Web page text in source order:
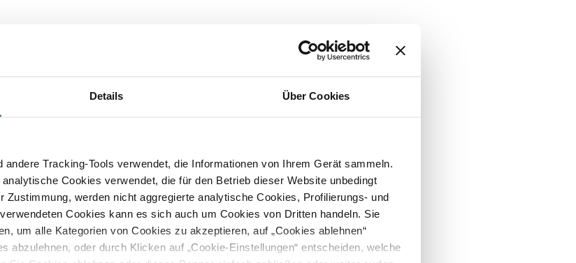
Details Über Cookies
Tracking-Tools verwendet, die Informationen von Ihrem Gerät sammeln.
Cookies verwendet, die für den Betrieb dieser Website unbedingt
Zustimmung, werden nicht aggregierte analytische Cookies, Profilierungs- und
Cookies kann es sich auch um Cookies von Dritten handeln. Sie
um alle Kategorien von Cookies zu akzeptieren, auf „Cookies ablehnen“
abzulehnen, oder durch Klicken auf „Cookie-Einstellungen“ entscheiden, welche